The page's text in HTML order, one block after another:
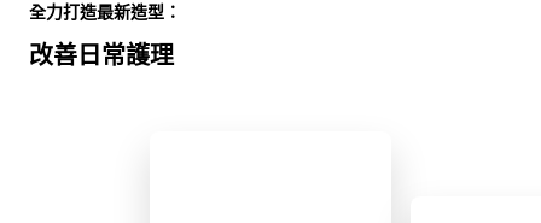
改善日常護理
全力打造最新造型：